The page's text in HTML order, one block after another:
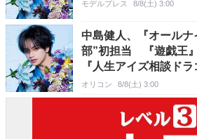
モデルプレス 8/8(土) 3:00
中島健人、『オール
部”初担当 『遊戯王
『人生アイズ相談ド
オリコン 8/8(土) 3:00